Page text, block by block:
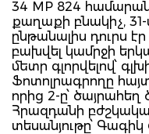
34 MP 824
քաղաքի բնակիչ,
ընթանալիս դուրս
բախվել կամրջի
մետր գլորվելով՝
Ֆոտոլրագրողը
որից 2-ը՝
Հրազդանի
տեսանյութը՝ Գագիկ